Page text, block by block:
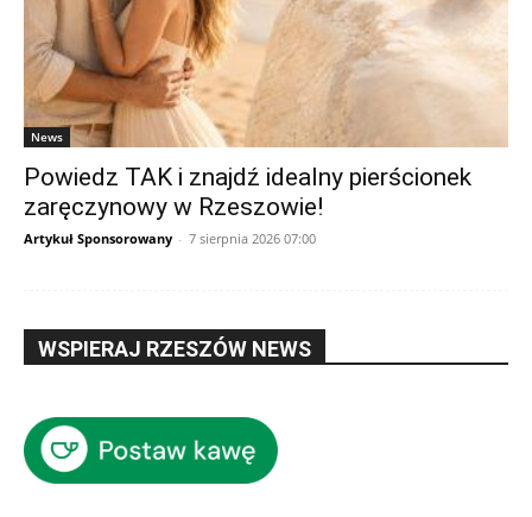
News
Powiedz TAK i znajdź idealny pierścionek
zaręczynowy w Rzeszowie!
Artykuł Sponsorowany - 7 sierpnia 2026 07:00
WSPIERAJ RZESZÓW NEWS